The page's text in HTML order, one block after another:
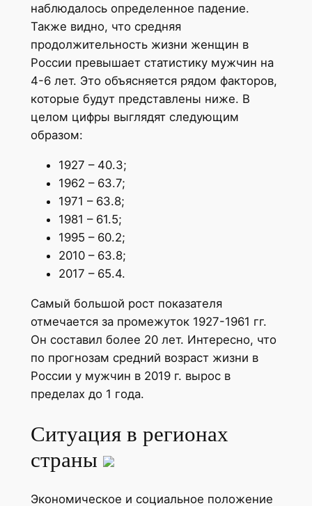
наблюдалось определенное падение.
Также видно, что средняя
продолжительность жизни женщин в
России превышает статистику мужчин на
4-6 лет. Это объясняется рядом факторов,
которые будут представлены ниже. В
целом цифры выглядят следующим
образом:
1927 – 40.3;
1962 – 63.7;
1971 – 63.8;
1981 – 61.5;
1995 – 60.2;
2010 – 63.8;
2017 – 65.4.
Самый большой рост показателя
отмечается за промежуток 1927-1961 гг.
Он составил более 20 лет. Интересно, что
по прогнозам средний возраст жизни в
России у мужчин в 2019 г. вырос в
пределах до 1 года.
Ситуация в регионах
страны
Экономическое и социальное положение